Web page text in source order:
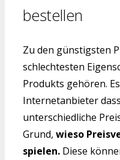
bestellen
Zu den günstigsten
schlechtesten
Produkts gehören.
Internetanbieter
unterschiedliche
Grund, wieso
spielen. Diese